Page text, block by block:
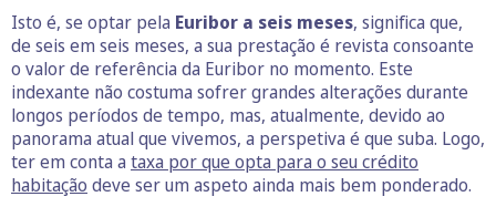
Isto é, se optar pela Euribor a seis meses, significa que,
de seis em seis meses, a sua prestação é revista consoante
o valor de referência da Euribor no momento. Este
indexante não costuma sofrer grandes alterações durante
longos períodos de tempo, mas, atualmente, devido ao
panorama atual que vivemos, a perspetiva é que suba. Logo,
ter em conta a taxa por que opta para o seu crédito
habitação deve ser um aspeto ainda mais bem ponderado.